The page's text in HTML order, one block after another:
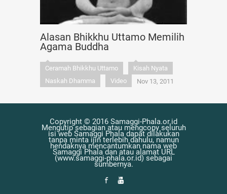
Alasan Bhikkhu Uttamo Memilih
Agama Buddha
Ceramah Bhikkhu Uttamo
Kisah Nyata
Naskah Dhamma
Video Nov 13, 2011
Copyright © 2016 Samaggi-Phala.or.id
Mengutip sebagian atau mengcopy seluruh
isi web Samaggi Phala dapat dilakukan
tanpa minta ijin terlebih dahulu, namun
hendaknya mencantumkan nama web
Samaggi Phala dan atau alamat URL
(www.samaggi-phala.or.id) sebagai
sumbernya.